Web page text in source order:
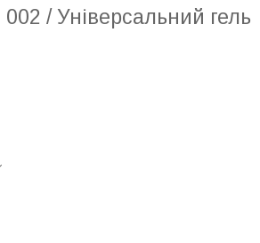
/ Універсальний гель